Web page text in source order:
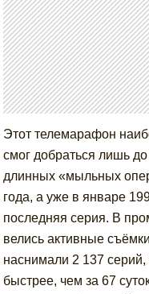
Этот телемарафон
смог добраться лишь
длинных «мыльных
года, а уже в январе
последняя серия. В
велись активные
наснимали 2 137
быстрее, чем за 67